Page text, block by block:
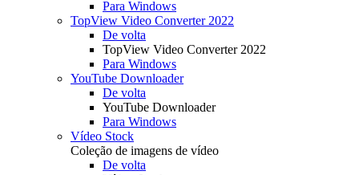
Para Windows
TopView Video Converter 2022
De volta
TopView Video Converter 2022
Para Windows
YouTube Downloader
De volta
YouTube Downloader
Para Windows
Vídeo Stock
Coleção de imagens de vídeo
De volta